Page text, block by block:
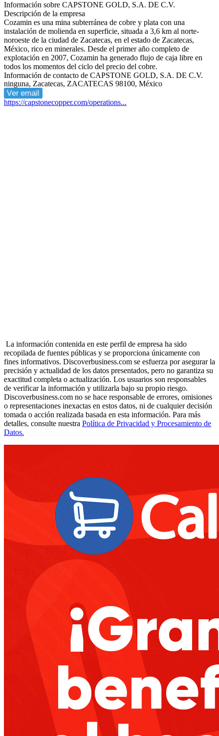
Información sobre CAPSTONE GOLD, S.A. DE C.V.
Descripción de la empresa
Cozamin es una mina subterránea de cobre y plata con una
instalación de molienda en superficie, situada a 3,6 km al norte-
noroeste de la ciudad de Zacatecas, en el estado de Zacatecas,
México, rico en minerales. Desde el primer año completo de
explotación en 2007, Cozamin ha generado flujo de caja libre en
todos los momentos del ciclo del precio del cobre.
Información de contacto de CAPSTONE GOLD, S.A. DE C.V.
ninguna, Zacatecas, ZACATECAS 98100, México
Ver email
https://capstonecopper.com/operations...
La información contenida en este perfil de empresa ha sido
recopilada de fuentes públicas y se proporciona únicamente con
fines informativos. Discoverbusiness.com se esfuerza por asegurar la
precisión y actualidad de los datos presentados, pero no garantiza su
exactitud completa o actualización. Los usuarios son responsables
de verificar la información y utilizarla bajo su propio riesgo.
Discoverbusiness.com no se hace responsable de errores, omisiones
o representaciones inexactas en estos datos, ni de cualquier decisión
tomada o acción realizada basada en esta información. Para más
detalles, consulte nuestra Política de Privacidad y Procesamiento de
Datos.